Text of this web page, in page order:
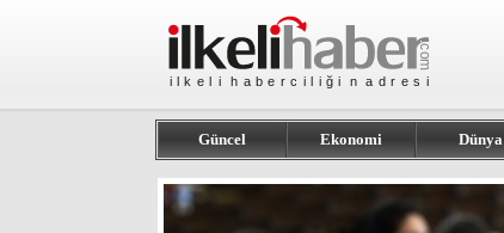
Güncel Ekonomi Dünya